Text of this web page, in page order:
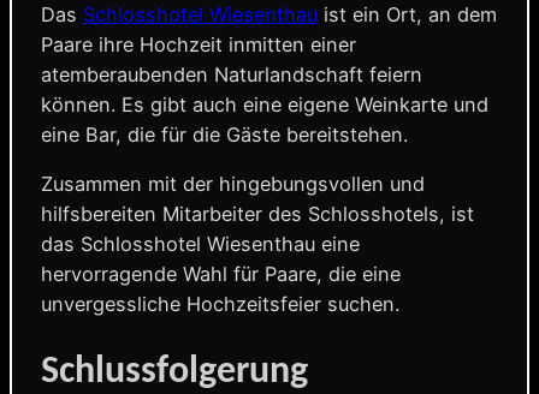
Das Schlosshotel Wiesenthau ist ein Ort, an dem
Paare ihre Hochzeit inmitten einer
atemberaubenden Naturlandschaft feiern
können. Es gibt auch eine eigene Weinkarte und
eine Bar, die für die Gäste bereitstehen.
Zusammen mit der hingebungsvollen und
hilfsbereiten Mitarbeiter des Schlosshotels, ist
das Schlosshotel Wiesenthau eine
hervorragende Wahl für Paare, die eine
unvergessliche Hochzeitsfeier suchen.
Schlussfolgerung